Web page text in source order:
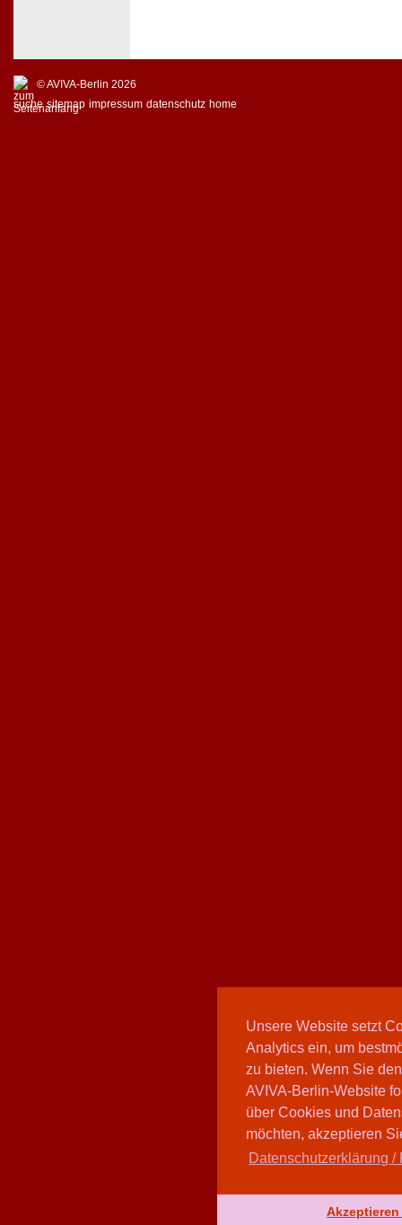
Unsere Website setzt
Analytics ein, um
zu bieten. Wenn Sie
AVIVA-Berlin-Website
über Cookies und
möchten, akzeptieren
Datenschutzerklärung /
© AVIVA-Berlin 2026
suche sitemap impressum datenschutz home